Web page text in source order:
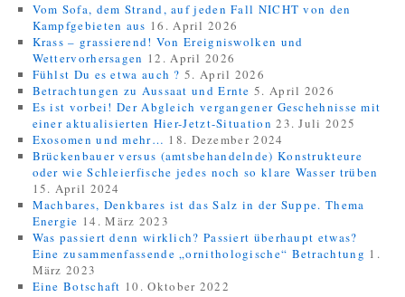
Vom Sofa, dem Strand, auf jeden Fall NICHT von den
Kampfgebieten aus 16. April 2026
Krass – grassierend! Von Ereigniswolken und
Wettervorhersagen 12. April 2026
Fühlst Du es etwa auch ? 5. April 2026
Betrachtungen zu Aussaat und Ernte 5. April 2026
Es ist vorbei! Der Abgleich vergangener Geschehnisse mit
einer aktualisierten Hier-Jetzt-Situation 23. Juli 2025
Exosomen und mehr… 18. Dezember 2024
Brückenbauer versus (amtsbehandelnde) Konstrukteure
oder wie Schleierfische jedes noch so klare Wasser trüben
15. April 2024
Machbares, Denkbares ist das Salz in der Suppe. Thema
Energie 14. März 2023
Was passiert denn wirklich? Passiert überhaupt etwas?
Eine zusammenfassende „ornithologische“ Betrachtung 1.
März 2023
Eine Botschaft 10. Oktober 2022